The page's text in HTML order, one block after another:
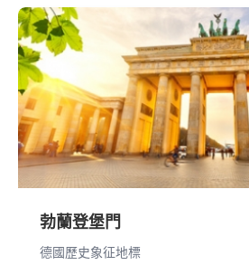
勃蘭登堡門
德國歷史象征地標